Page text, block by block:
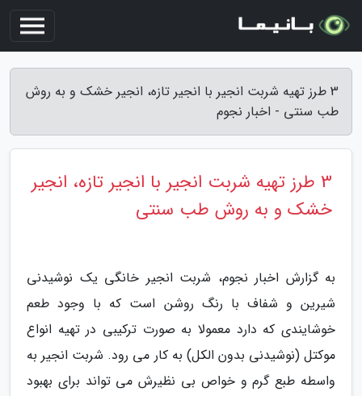
3 طرز تهیه شربت انجیر با انجیر تازه، انجیر خشک و به روش
طب سنتی - اخبار نجوم
3 طرز تهیه شربت انجیر با انجیر تازه، انجیر
خشک و به روش طب سنتی
به گزارش اخبار نجوم، شربت انجیر خانگی یک نوشیدنی
شیرین و شفاف با رنگ روشن است که با وجود طعم
خوشایندی که دارد معمولا به صورت ترکیبی در تهیه انواع
موکتل (نوشیدنی بدون الکل) به کار می رود. شربت انجیر به
واسطه طبع گرم و خواص بی نظیرش می تواند برای بهبود